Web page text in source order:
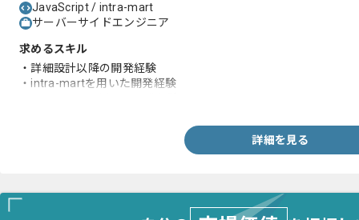
JavaScript / intra-mart
サーバーサイドエンジニア
求めるスキル
・詳細設計以降の開発経験
・intra-martを用いた開発経験
詳細を見る